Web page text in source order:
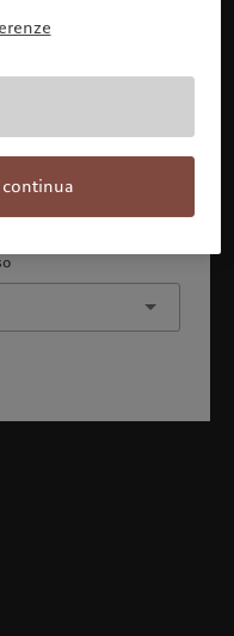
pienamente compreso
o del Canada.
continua